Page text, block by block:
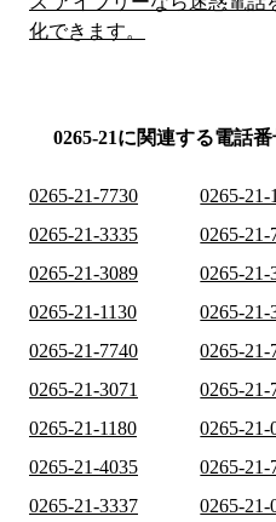
化できます。
0265-21に関連する電話
0265-21-7730 0265-21-
0265-21-3335
0265-21-
0265-21-3089
0265-21-
0265-21-1130
0265-21-
0265-21-7740
0265-21-
0265-21-3071
0265-21-
0265-21-1180
0265-21-
0265-21-4035
0265-21-
0265-21-3337
0265-21-